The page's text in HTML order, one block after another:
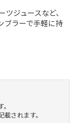
ジュースなど、
ブラーで手軽に持
されます。